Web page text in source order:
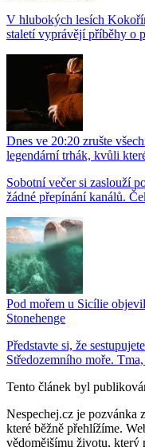
V hlubokých lesích
staletí vyprávějí příběhy o
Dnes ve 20:20 zrušte
legendární trhák, kvůli
Sobotní večer si zaslouží
žádné přepínání kanálů.
Pod mořem u Sicílie
Stonehenge
Představte si, že
Středozemního moře.
Tento článek byl
Nespechej.cz je pozvánka
které běžně přehlížíme.
vědomějšímu životu, který